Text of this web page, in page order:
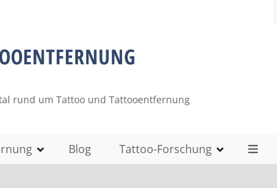
rund um Tattoo und Tattooentfernung
Blog Tattoo-Forschung